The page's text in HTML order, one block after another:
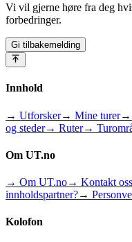
Vi vil gjerne høre fra deg
forbedringer.
Gi tilbakemelding
Innhold
→ Utforsker→ Mine turer→
og steder→ Ruter→
Om UT.no
→ Om UT.no→ Kontakt oss
innholdspartner?→
Kolofon